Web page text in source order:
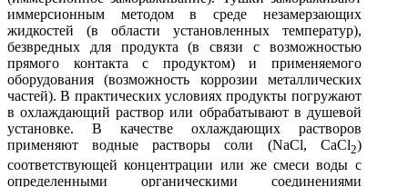
иммерсионным методом в среде незамерзающих
жидкостей (в области установленных температур),
безвредных для продукта (в связи с возможностью
прямого контакта с продуктом) и применяемого
оборудования (возможность коррозии металлических
частей). В практических условиях продукты погружают
в охлаждающий раствор или обрабатывают в душевой
установке. В качестве охлаждающих растворов
применяют водные растворы соли (NaCl, СаСl2)
соответствующей концентрации или же смеси воды с
определенными органическими соединениями